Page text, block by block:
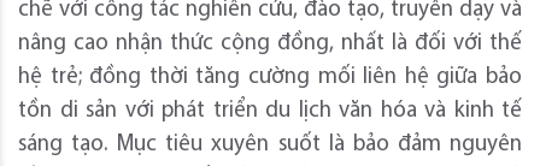
chẽ với công tác nghiên cứu, đào tạo, truyền dạy và
nâng cao nhận thức cộng đồng, nhất là đối với thế
hệ trẻ; đồng thời tăng cường mối liên hệ giữa bảo
tồn di sản với phát triển du lịch văn hóa và kinh tế
sáng tạo. Mục tiêu xuyên suốt là bảo đảm nguyên